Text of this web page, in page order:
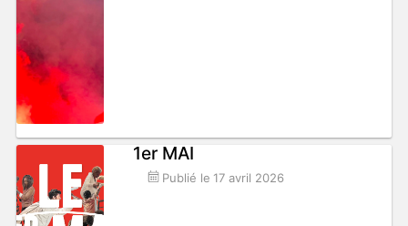
1er MAI
Publié le 17 avril 2026